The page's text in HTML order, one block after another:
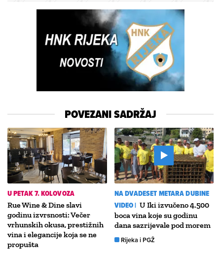
POVEZANI SADRŽAJ
U PETAK 7. KOLOVOZA
Rue Wine & Dine slavi
godinu izvrsnosti: Večer
vrhunskih okusa, prestižnih
vina i elegancije koja se ne
propušta
NA DVADESET METARA DUBINE
VIDEO | U Iki izvučeno 4.500
boca vina koje su godinu
dana sazrijevale pod morem
Rijeka i PGŽ